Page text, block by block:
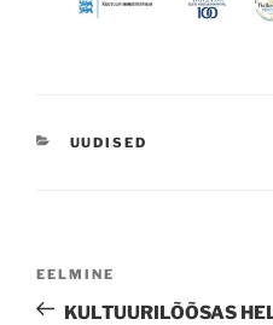
CATEGORIES
UUDISED
Previous
Post
EELMINE
KULTUURILÕÕSAS